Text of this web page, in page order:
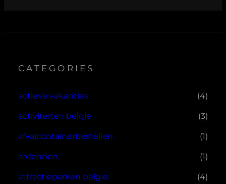
CATEGORIES
actieve vakanties (4)
activiteiten belgie (3)
afvalcontainerbestellen (1)
ardennen (1)
attractieparken belgie (4)